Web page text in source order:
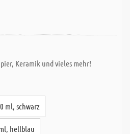
Keramik und vieles mehr!
ml, schwarz
hellblau